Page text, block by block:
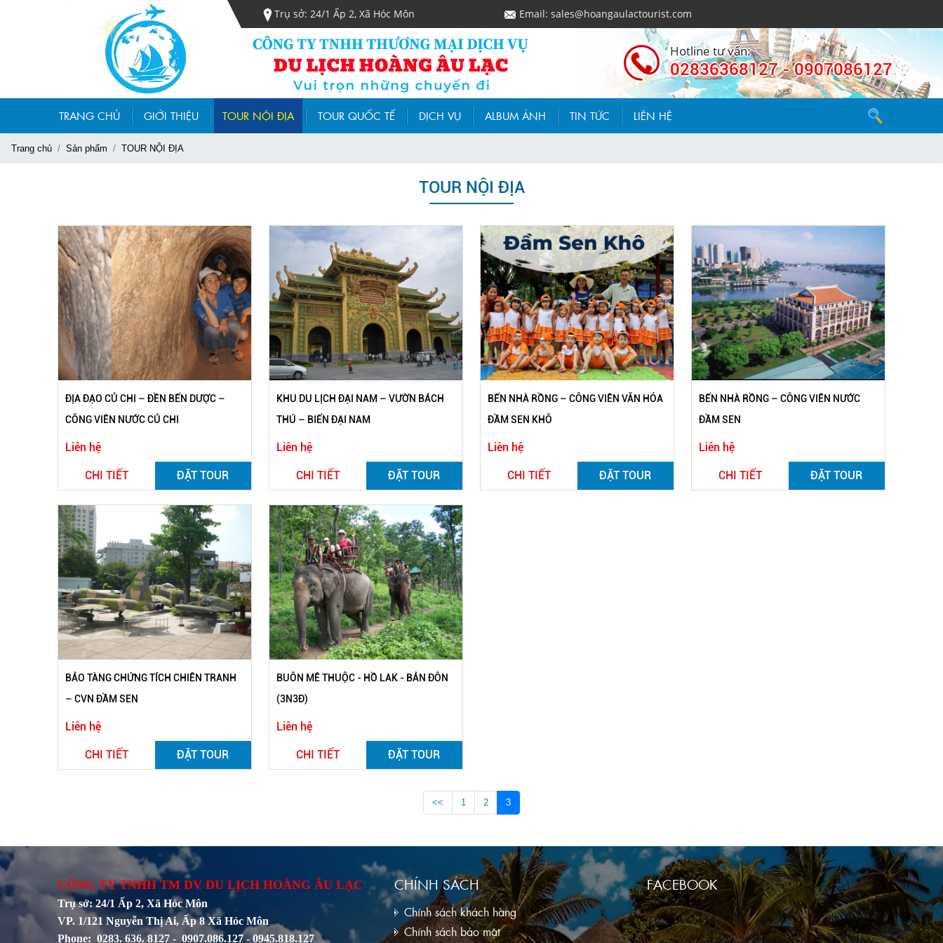
Trụ sở: 24/1 Ấp 2, Xã Hóc Môn Email: sales@hoangaulactourist.com
Hotline tư vấn:
02836368127 - 0907086127
TRANG CHỦ GIỚI THIỆU TOUR NỘI ĐỊA TOUR QUỐC TẾ DỊCH VỤ ALBUM ẢNH TIN TỨC LIÊN HỆ
Trang chủ Sản phẩm TOUR NỘI ĐỊA
TOUR NỘI ĐỊA
ĐỊA ĐẠO CỦ CHI – ĐỀN BẾN DƯỢC –
CÔNG VIÊN NƯỚC CỦ CHI
Liên hệ
CHI TIẾT ĐẶT TOUR
KHU DU LỊCH ĐẠI NAM – VƯỜN BÁCH
THÚ – BIỂN ĐẠI NAM
Liên hệ
CHI TIẾT ĐẶT TOUR
BẾN NHÀ RỒNG – CÔNG VIÊN VĂN HÓA
ĐẦM SEN KHÔ
Liên hệ
CHI TIẾT ĐẶT TOUR
BẾN NHÀ RỒNG – CÔNG VIÊN NƯỚC
ĐẦM SEN
Liên hệ
CHI TIẾT ĐẶT TOUR
BẢO TÀNG CHỨNG TÍCH CHIÊN TRANH
– CVN ĐẦM SEN
Liên hệ
CHI TIẾT ĐẶT TOUR
BUÔN MÊ THUỘC - HỒ LAK - BẢN ĐÔN
(3N3Đ)
Liên hệ
CHI TIẾT ĐẶT TOUR
<< 1 2 3
CÔNG TY TNHH TM DV DU LỊCH HOÀNG ÂU LẠC
Trụ sở: 24/1 Ấp 2, Xã Hóc Môn
VP. 1/121 Nguyễn Thị Ai, Ấp 8 Xã Hóc Môn
Phone: 0283. 636. 8127 - 0907.086.127 - 0945.818.127
CHÍNH SÁCH
Chính sách khách hàng
Chính sách bảo mật
FACEBOOK